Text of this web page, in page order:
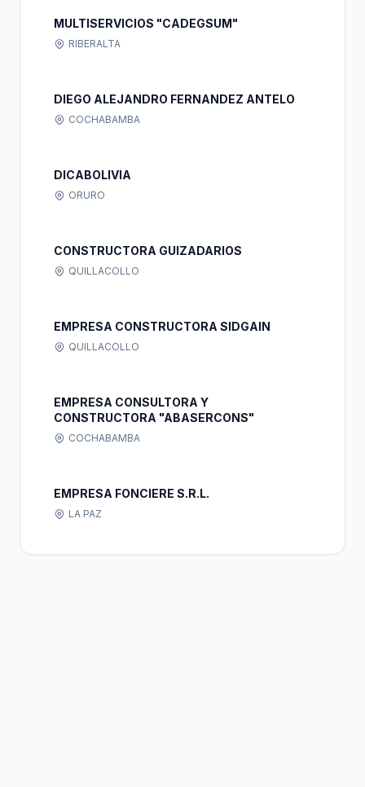
MULTISERVICIOS "CADEGSUM"
RIBERALTA
DIEGO ALEJANDRO FERNANDEZ ANTELO
COCHABAMBA
DICABOLIVIA
ORURO
CONSTRUCTORA GUIZADARIOS
QUILLACOLLO
EMPRESA CONSTRUCTORA SIDGAIN
QUILLACOLLO
EMPRESA CONSULTORA Y
CONSTRUCTORA "ABASERCONS"
COCHABAMBA
EMPRESA FONCIERE S.R.L.
LA PAZ